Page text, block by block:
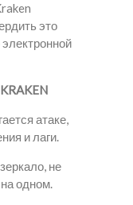
это
атаке,
и лаги.
не
одном.